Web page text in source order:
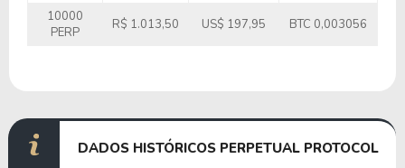
10000
PERP
R$ 1.013,50 US$ 197,95 BTC 0,003056
DADOS HISTÓRICOS PERPETUAL PROTOCOL